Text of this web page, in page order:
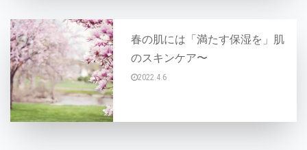
春の肌には「満たす保湿を」肌
のスキンケア〜
2022.4.6